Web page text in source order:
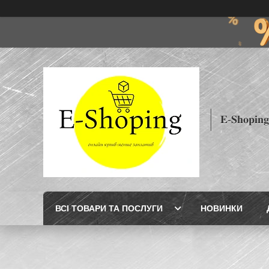
𝐄-𝐒𝐡𝐨𝐩𝐢𝐧𝐠
ВСІ ТОВАРИ ТА ПОСЛУГИ НОВИНКИ